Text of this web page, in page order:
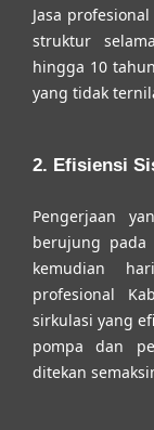
Jasa
struktur
hingga 10
yang tidak
2. Efisiensi
Pengerjaan
berujung pada
kemudian
profesional
sirkulasi yang
pompa dan
ditekan